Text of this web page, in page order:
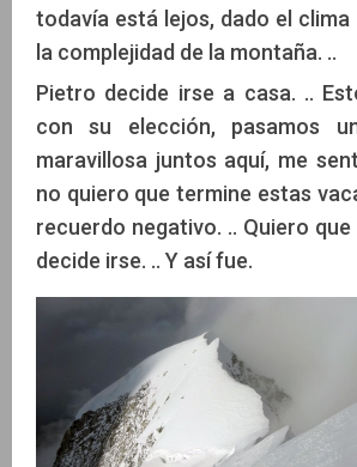
todavía está lejos, dado el
la complejidad de la montaña. ..
Pietro decide irse a casa. ..
con su elección, pasamos
maravillosa juntos aquí, me
no quiero que termine estas
recuerdo negativo. .. Quiero
decide irse. .. Y así fue.